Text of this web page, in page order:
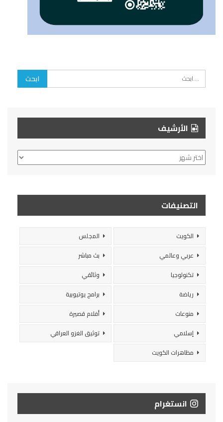
الأرشيف
الأرشيف
التصنيفات
الكويت
المجلس
عربي وعالمي
بث مباشر
تكنولوجيا
وثائقي
رياضة
برامج يوتيوبية
منوعات
أفلام قصيرة
إسلامي
توثيق الغزو العراقي
مظاهرات الكويت
انستغرام